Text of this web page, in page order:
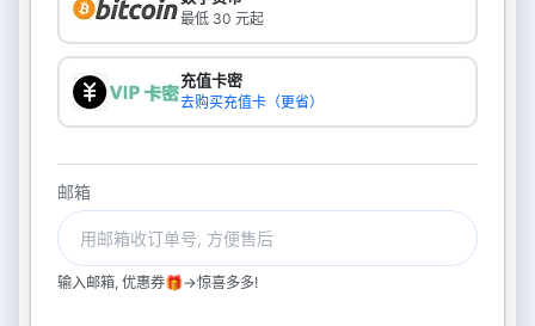
最低 30 元起
充值卡密
去购买充值卡（更省）
邮箱
输入邮箱, 优惠券🎁->惊喜多多!